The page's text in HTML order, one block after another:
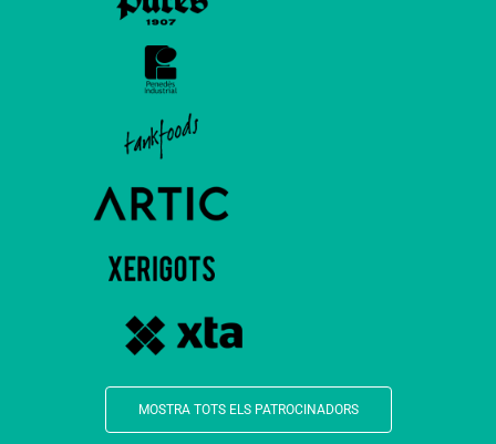
MOSTRA TOTS ELS PATROCINADORS